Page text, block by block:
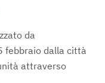
da
febbraio dalla città
attraverso